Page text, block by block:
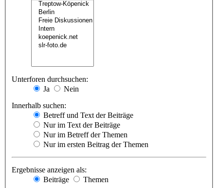
Unterforen durchsuchen:
Ja
Nein
Innerhalb suchen:
Betreff und Text der Beiträge
Nur im Text der Beiträge
Nur im Betreff der Themen
Nur im ersten Beitrag der Themen
Ergebnisse anzeigen als:
Beiträge
Themen